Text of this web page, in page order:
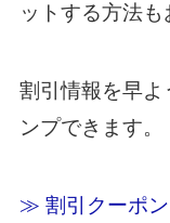
ットする方法も
割引情報を早よ
ンプできます。
≫ 割引クーポ